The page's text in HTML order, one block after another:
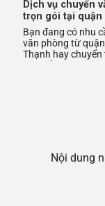
Dịch vụ chuyển
trọn gói tại quận
Thạnh
Bạn đang có nhu
văn phòng từ
Thạnh hay
bạn cần dịch vụ
Nội dung